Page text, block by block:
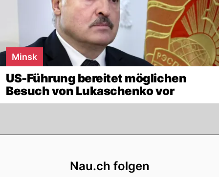
Minsk
US-Führung bereitet möglichen
Besuch von Lukaschenko vor
Nau.ch folgen